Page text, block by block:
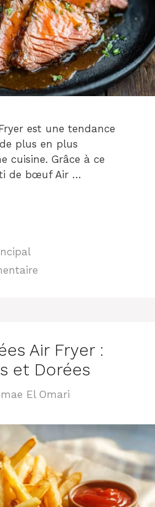
est une tendance
plus en plus
cuisine. Grâce à ce
de bœuf Air …
Air Fryer :
et Dorées
El Omari